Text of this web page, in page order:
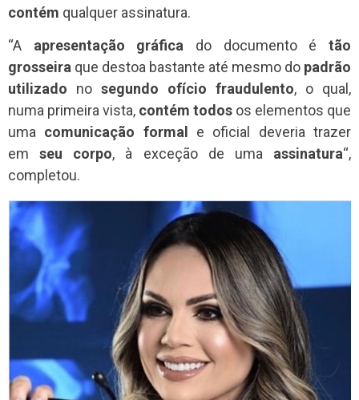
contém qualquer assinatura.
“A apresentação gráfica do documento étão
grosseira que destoa bastante até mesmo do padrão
utilizado no segundo ofício fraudulento, o qual,
numa primeira vista, contém todos os elementos que
uma comunicação formal
e oficial deveria trazer
emseu corpo, à exceção de uma assinatura“,
completou.